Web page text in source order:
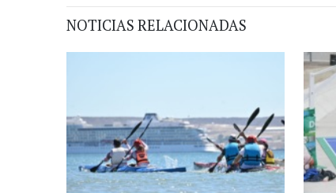
NOTICIAS RELACIONADAS